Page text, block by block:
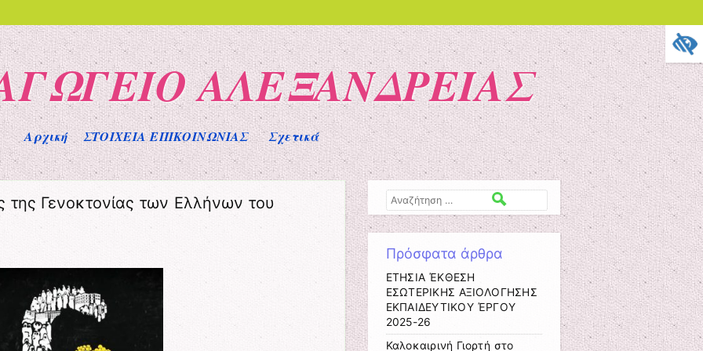
ΑΛΕΞΑΝΔΡΕΙΑΣ
Αρχική ΣΤΟΙΧΕΙΑ ΕΠΙΚΟΙΝΩΝΙΑΣ Σχετικά
Γενοκτονίας των Ελλήνων του
Αναζήτηση
Πρόσφατα άρθρα
ΕΤΗΣΙΑ ΈΚΘΕΣΗ
ΕΣΩΤΕΡΙΚΗΣ ΑΞΙΟΛΟΓΗΣΗΣ
ΕΚΠΑΙΔΕΥΤΙΚΟΥ ΈΡΓΟΥ
2025-26
Καλοκαιρινή Γιορτή στο